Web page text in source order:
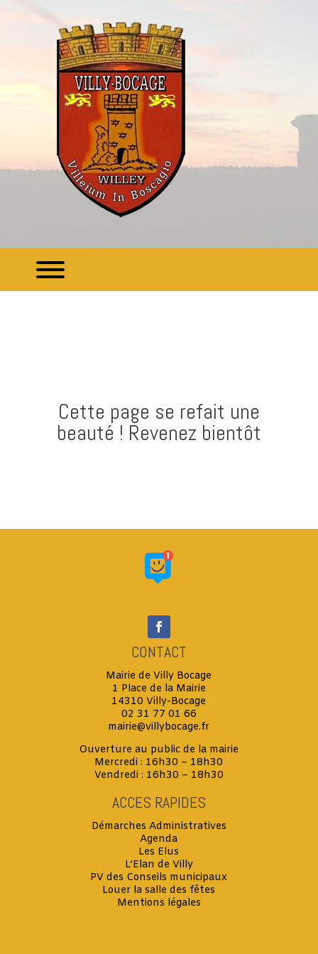
Cette page se refait une
beauté ! Revenez bientôt
CONTACT
Mairie de Villy Bocage
1 Place de la Mairie
14310 Villy-Bocage
02 31 77 01 66
mairie@villybocage.fr
Ouverture au public de la mairie
Mercredi : 16h30 – 18h30
Vendredi : 16h30 – 18h30
ACCES RAPIDES
Démarches Administratives
Agenda
Les Elus
L’Elan de Villy
PV des Conseils municipaux
Louer la salle des fêtes
Mentions légales